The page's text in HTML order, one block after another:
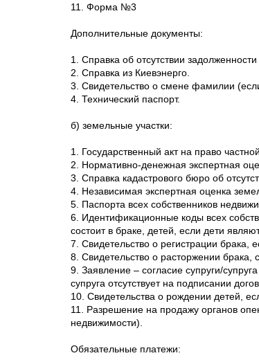
11. Форма №3
Дополнительные документы:
1. Справка об отсутствии
2. Справка из Киевэнерго.
3. Свидетельство о смене фамилии
4. Технический паспорт.
б) земельные участки:
1. Государственный акт на право
2. Нормативно-денежная экспертная
3. Справка кадастрового бюро об
4. Независимая экспертная оценка
5. Паспорта всех собственников
6. Идентификационные коды всех
состоит в браке, детей, если дети
7. Свидетельство о регистрации брака,
8. Свидетельство о расторжении брака,
9. Заявление – согласие супруги/
супруга отсутствует на подписании
10. Свидетельства о рождении детей,
11. Разрешение на продажу органов
недвижимости).
Обязательные платежи: